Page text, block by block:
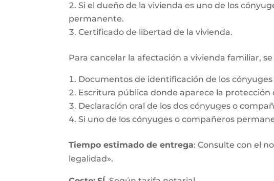
Si el dueño de la vivienda es uno de los
permanente.
Certificado de libertad de la vivienda.
Para cancelar la afectación a vivienda familiar,
Documentos de identificación de los
Escritura pública donde aparece la protección
Declaración oral de los dos cónyuges o
Si uno de los cónyuges o compañeros
Tiempo estimado de entrega: Consulte con el
legalidad».